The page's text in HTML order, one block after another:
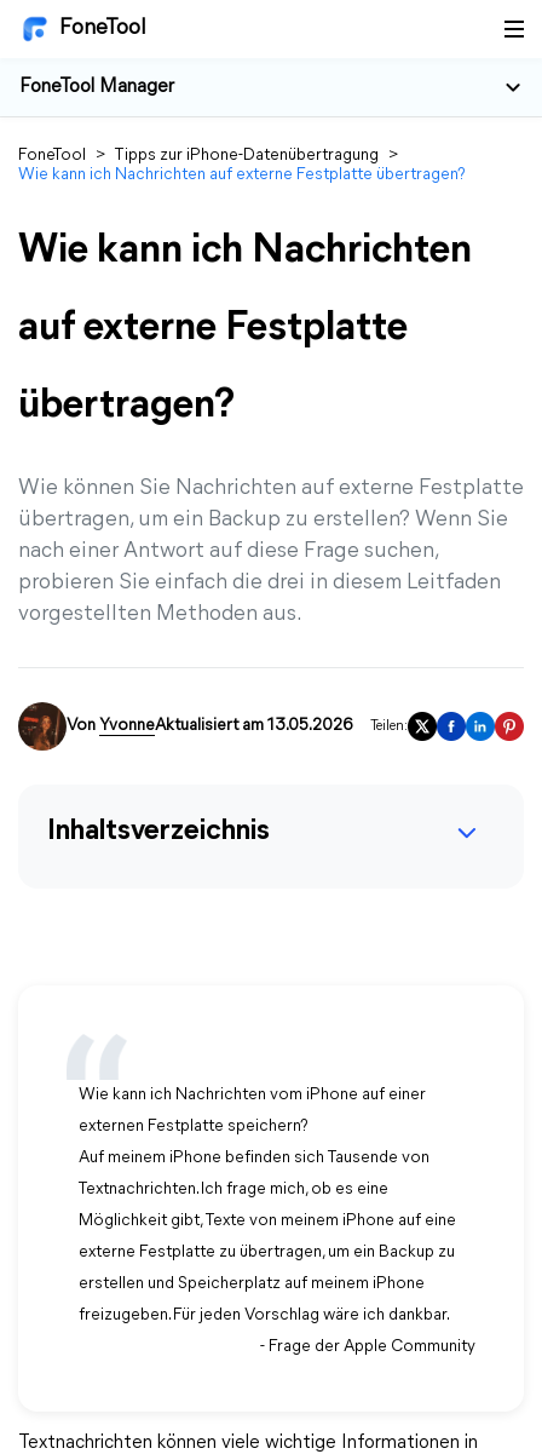
FoneTool
FoneTool Manager
FoneTool > Tipps zur iPhone-Datenübertragung
>
Wie kann ich Nachrichten auf externe Festplatte übertragen?
Wie kann ich Nachrichten
auf externe Festplatte
übertragen?
Wie können Sie Nachrichten auf externe Festplatte
übertragen, um ein Backup zu erstellen? Wenn Sie
nach einer Antwort auf diese Frage suchen,
probieren Sie einfach die drei in diesem Leitfaden
vorgestellten Methoden aus.
Von YvonneAktualisiert am 13.05.2026 Teilen:
Inhaltsverzeichnis
Wie kann ich Nachrichten vom iPhone auf einer
externen Festplatte speichern?
Auf meinem iPhone befinden sich Tausende von
Textnachrichten. Ich frage mich, ob es eine
Möglichkeit gibt, Texte von meinem iPhone auf eine
externe Festplatte zu übertragen, um ein Backup zu
erstellen und Speicherplatz auf meinem iPhone
freizugeben. Für jeden Vorschlag wäre ich dankbar.
- Frage der Apple Community
Textnachrichten können viele wichtige Informationen in